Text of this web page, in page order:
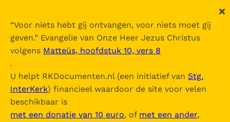
“Voor niets hebt gij ontvangen, voor niets moet gij
geven.” Evangelie van Onze Heer Jezus Christus
volgens Matteüs, hoofdstuk 10, vers 8
.
U helpt RKDocumenten.nl (een initiatief van Stg.
InterKerk) financieel waardoor de site voor velen
beschikbaar is
met een donatie van 10 euro, of met een ander,